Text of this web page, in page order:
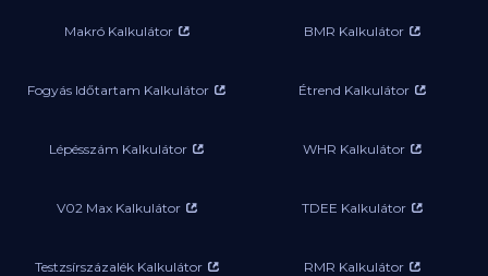
Makró Kalkulátor BMR Kalkulátor
Fogyás Időtartam Kalkulátor Étrend Kalkulátor
Lépésszám Kalkulátor WHR Kalkulátor
V02 Max Kalkulátor TDEE Kalkulátor
Testzsírszázalék Kalkulátor RMR Kalkulátor